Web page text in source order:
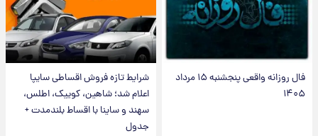
فال روزانه واقعی پنجشنبه ۱۵ مرداد
۱۴۰۵
شرایط تازه فروش اقساطی سایپا
اعلام شد؛ شاهین، کوییک، اطلس،
سهند و ساینا با اقساط بلندمدت +
جدول